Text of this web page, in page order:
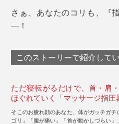
さぁ、あなたのコリも、『
―！
このストーリーで紹介して
ただ寝転がるだけで、首・肩
ほぐれていく「マッサージ指圧
そこのお疲れ顔のあなた、体がガッチガ
ゴリ」「腰が痛い」「首が動かしづらい